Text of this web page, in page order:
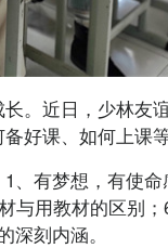
近日，少林友
好课、如何上课
有梦想，有使
用教材的区别
刻内涵。